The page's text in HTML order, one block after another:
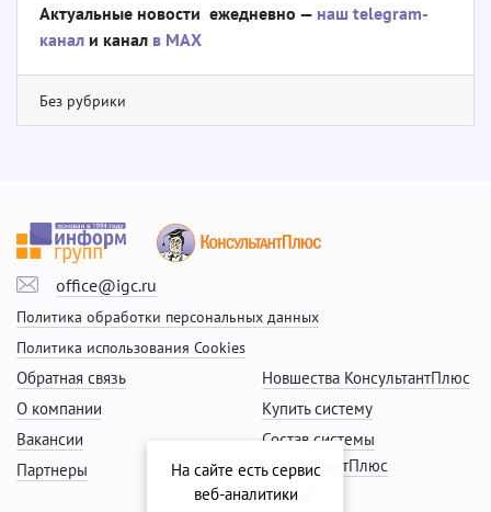
Актуальные новости ежедневно — наш telegram-
канал и канал в МАХ
Без рубрики
office@igc.ru
Политика обработки персональных данных
Политика использования Cookies
Новшества КонсультантПлюс
Купить систему
Состав системы
КонсультантПлюс
Сервис
Обратная связь
О компании
Вакансии
Партнеры
На сайте есть сервис
веб-аналитики